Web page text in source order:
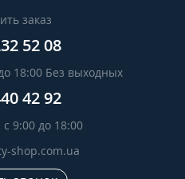
заказ
52 08
18:00 Без выходных
42 92
9:00 до 18:00
shop.com.ua